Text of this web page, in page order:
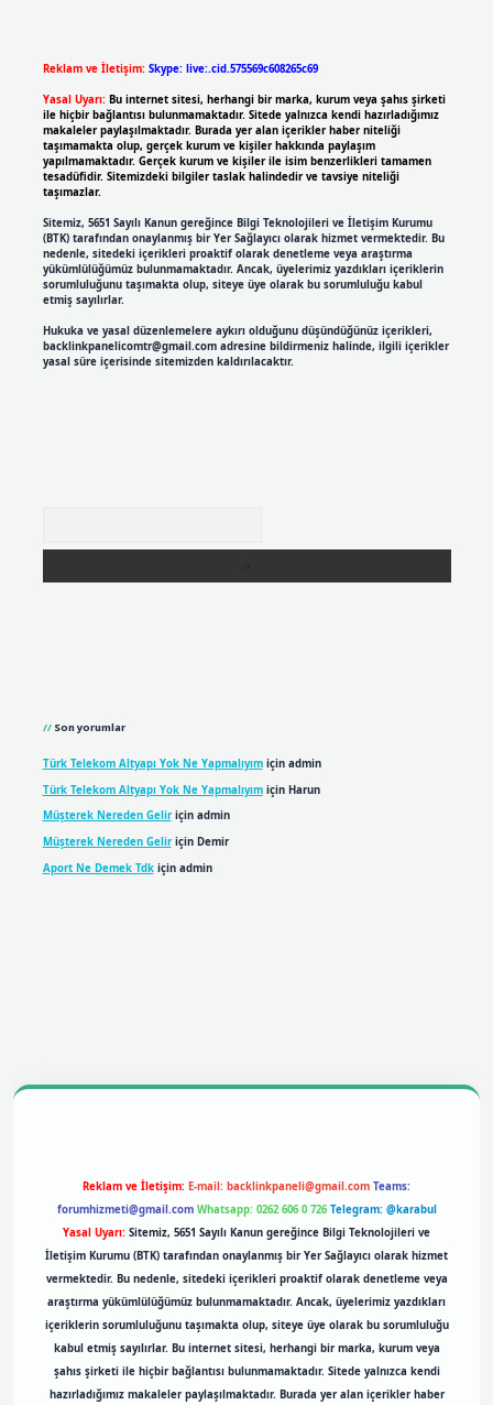
Reklam ve İletişim: Skype: live:.cid.575569c608265c69
Yasal Uyarı: Bu internet sitesi, herhangi bir marka, kurum veya şahıs şirketi
ile hiçbir bağlantısı bulunmamaktadır. Sitede yalnızca kendi hazırladığımız
makaleler paylaşılmaktadır. Burada yer alan içerikler haber niteliği
taşımamakta olup, gerçek kurum ve kişiler hakkında paylaşım
yapılmamaktadır. Gerçek kurum ve kişiler ile isim benzerlikleri tamamen
tesadüfidir. Sitemizdeki bilgiler taslak halindedir ve tavsiye niteliği
taşımazlar.
Sitemiz, 5651 Sayılı Kanun gereğince Bilgi Teknolojileri ve İletişim Kurumu
(BTK) tarafından onaylanmış bir Yer Sağlayıcı olarak hizmet vermektedir. Bu
nedenle, sitedeki içerikleri proaktif olarak denetleme veya araştırma
yükümlülüğümüz bulunmamaktadır. Ancak, üyelerimiz yazdıkları içeriklerin
sorumluluğunu taşımakta olup, siteye üye olarak bu sorumluluğu kabul
etmiş sayılırlar.
Hukuka ve yasal düzenlemelere aykırı olduğunu düşündüğünüz içerikleri,
backlinkpanelicomtr@gmail.comadresine bildirmeniz halinde, ilgili içerikler
yasal süre içerisinde sitemizden kaldırılacaktır.
Son yorumlar
Türk Telekom Altyapı Yok Ne Yapmalıyımiçin admin
Türk Telekom Altyapı Yok Ne Yapmalıyımiçin Harun
Müşterek Nereden Geliriçin admin
Müşterek Nereden Geliriçin Demir
Aport Ne Demek Tdkiçin admin
Reklam ve İletişim: E-mail: backlinkpaneli@gmail.com Teams:
forumhizmeti@gmail.com Whatsapp: 0262 606 0 726 Telegram: @karabul
Yasal Uyarı: Sitemiz, 5651 Sayılı Kanun gereğince Bilgi Teknolojileri ve
İletişim Kurumu (BTK) tarafından onaylanmış bir Yer Sağlayıcı olarak hizmet
vermektedir. Bu nedenle, sitedeki içerikleri proaktif olarak denetleme veya
araştırma yükümlülüğümüz bulunmamaktadır. Ancak, üyelerimiz yazdıkları
içeriklerin sorumluluğunu taşımakta olup, siteye üye olarak bu sorumluluğu
kabul etmiş sayılırlar. Bu internet sitesi, herhangi bir marka, kurum veya
şahıs şirketi ile hiçbir bağlantısı bulunmamaktadır. Sitede yalnızca kendi
hazırladığımız makaleler paylaşılmaktadır. Burada yer alan içerikler haber